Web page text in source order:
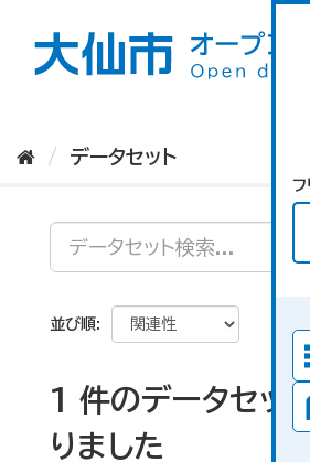
フ
データセット
並び順
1 件のデータセッ
りました